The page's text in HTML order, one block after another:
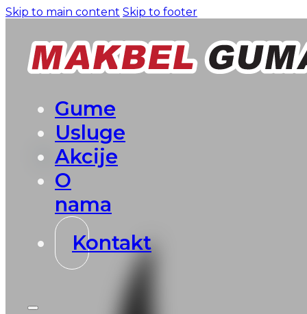
Skip to main content Skip to footer
Gume
Usluge
Akcije
O
nama
Kontakt